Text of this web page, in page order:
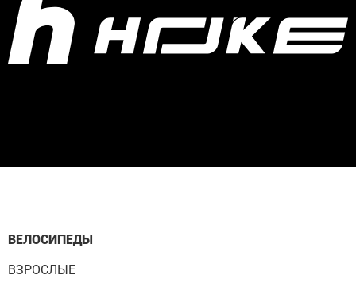
ВЕЛОСИПЕДЫ
ВЗРОСЛЫЕ